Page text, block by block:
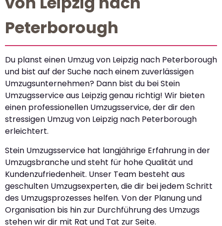
Peterborough
Du planst einen Umzug von Leipzig nach Peterborough
und bist auf der Suche nach einem zuverlässigen
Umzugsunternehmen? Dann bist du bei Stein
Umzugsservice aus Leipzig genau richtig! Wir bieten
einen professionellen Umzugsservice, der dir den
stressigen Umzug von Leipzig nach Peterborough
erleichtert.
Stein Umzugsservice hat langjährige Erfahrung in der
Umzugsbranche und steht für hohe Qualität und
Kundenzufriedenheit. Unser Team besteht aus
geschulten Umzugsexperten, die dir bei jedem Schritt
des Umzugsprozesses helfen. Von der Planung und
Organisation bis hin zur Durchführung des Umzugs
stehen wir dir mit Rat und Tat zur Seite.